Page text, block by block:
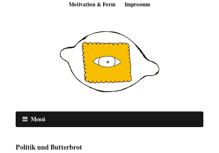
Motivation & Form Impressum
Menü
Politik und Butterbrot